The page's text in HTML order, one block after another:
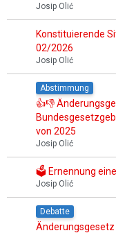
Josip Olić
Konstituierende
02/2026
Josip Olić
Abstimmung
👍👎
von 2025
Josip Olić
🗳️ Ernennung
Josip Olić
Debatte